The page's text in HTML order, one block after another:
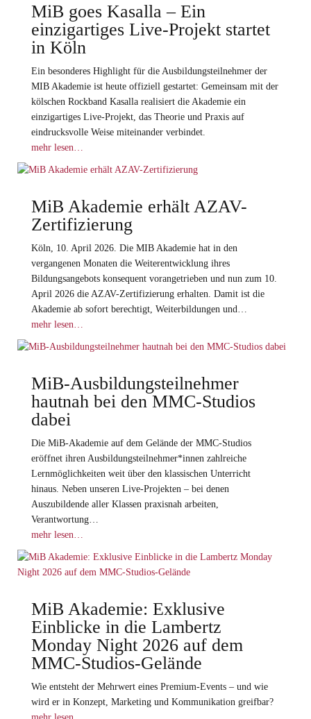
MiB goes Kasalla – Ein
einzigartiges Live-Projekt startet
in Köln
Ein besonderes Highlight für die Ausbildungsteilnehmer der
MIB Akademie ist heute offiziell gestartet: Gemeinsam mit der
kölschen Rockband Kasalla realisiert die Akademie ein
einzigartiges Live-Projekt, das Theorie und Praxis auf
eindrucksvolle Weise miteinander verbindet.
mehr lesen…
MiB Akademie erhält AZAV-
Zertifizierung
Köln, 10. April 2026. Die MIB Akademie hat in den
vergangenen Monaten die Weiterentwicklung ihres
Bildungsangebots konsequent vorangetrieben und nun zum 10.
April 2026 die AZAV-Zertifizierung erhalten. Damit ist die
Akademie ab sofort berechtigt, Weiterbildungen und…
mehr lesen…
MiB-Ausbildungsteilnehmer
hautnah bei den MMC-Studios
dabei
Die MiB-Akademie auf dem Gelände der MMC-Studios
eröffnet ihren Ausbildungsteilnehmer*innen zahlreiche
Lernmöglichkeiten weit über den klassischen Unterricht
hinaus. Neben unseren Live-Projekten – bei denen
Auszubildende aller Klassen praxisnah arbeiten,
Verantwortung…
mehr lesen…
MiB Akademie: Exklusive
Einblicke in die Lambertz
Monday Night 2026 auf dem
MMC-Studios-Gelände
Wie entsteht der Mehrwert eines Premium-Events – und wie
wird er in Konzept, Marketing und Kommunikation greifbar?